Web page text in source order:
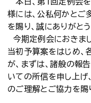
様には、公私何かとご
を賜り、誠にありがと
今期定例会におきま
当初予算案をはじめ、
が、まずは、諸般の報
いての所信を申し上げ
のご理解とご協力を賜